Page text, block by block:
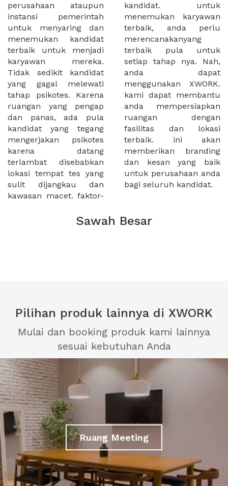
perusahaan ataupun
instansi pemerintah
untuk menyaring dan
menemukan kandidat
terbaik untuk menjadi
karyawan mereka.
Tidak sedikit kandidat
yang gagal melewati
tahap psikotes. Karena
ruangan yang pengap
dan panas, ada pula
kandidat yang tegang
mengerjakan psikotes
karena datang
terlambat disebabkan
lokasi tempat tes yang
sulit dijangkau dan
kawasan macet. faktor-
kandidat. untuk
menemukan karyawan
terbaik, anda perlu
merencanakanyang
terbaik pula untuk
setiap tahap nya. Nah,
anda dapat
menggunakan XWORK.
kami dapat membantu
anda mempersiapkan
ruangan dengan
fasilitas dan lokasi
terbaik. ini akan
memberikan branding
dan kesan yang baik
untuk perusahaan anda
bagi seluruh kandidat.
Sawah Besar
Pilihan produk lainnya di XWORK
Mulai dan booking produk kami lainnya
sesuai kebutuhan Anda
Ruang Meeting